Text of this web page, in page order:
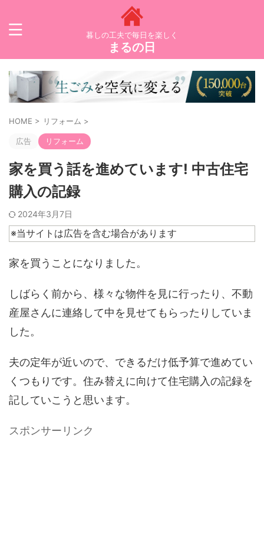
暮しの工夫で毎日を楽しく
まるの日
HOME > リフォーム >
広告 リフォーム
家を買う話を進めています! 中古住宅
購入の記録
2024年3月7日
※当サイトは広告を含む場合があります
家を買うことになりました。
しばらく前から、様々な物件を見に行ったり、不動
産屋さんに連絡して中を見せてもらったりしていま
した。
夫の定年が近いので、できるだけ低予算で進めてい
くつもりです。住み替えに向けて住宅購入の記録を
記していこうと思います。
スポンサーリンク